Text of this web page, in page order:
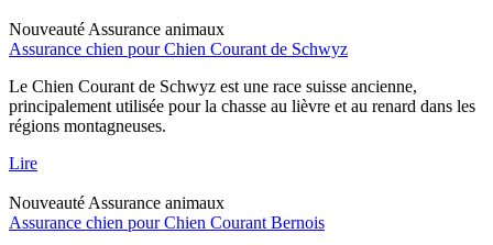
Nouveauté Assurance animaux
Assurance chien pour Chien Courant de Schwyz
Le Chien Courant de Schwyz est une race suisse ancienne,
principalement utilisée pour la chasse au lièvre et au renard dans les
régions montagneuses.
Lire
Nouveauté Assurance animaux
Assurance chien pour Chien Courant Bernois